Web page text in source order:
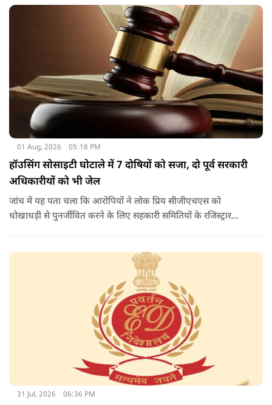
01 Aug, 2026 05:18 PM
हॉउसिंग सोसाइटी घोटाले में 7 दोषियों को सजा, दो पूर्व सरकारी
अधिकारीयों को भी जेल
जांच में यह पता चला कि आरोपियों ने लोक प्रिय सीजीएचएस को
धोखाधड़ी से पुनर्जीवित करने के लिए सहकारी समितियों के रजिस्ट्रार
प्राधिकरण (डीडीए) से भूमि का आवंटन प्राप्त किया.
31 Jul, 2026 06:36 PM